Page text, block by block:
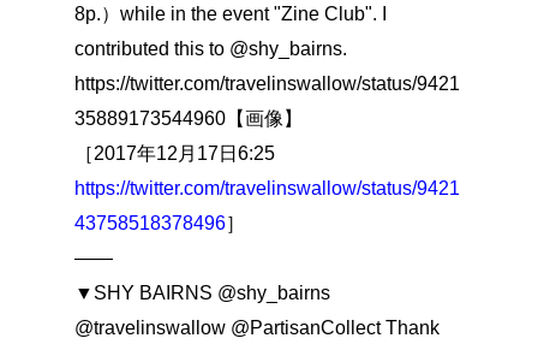
8p.）while in the event "Zine Club". I
contributed this to @shy_bairns.
https://twitter.com/travelinswallow/status/9421
35889173544960【画像】
［2017年12月17日6:25
https://twitter.com/travelinswallow/status/9421
43758518378496］
――
▼SHY BAIRNS @shy_bairns
@travelinswallow @PartisanCollect Thank